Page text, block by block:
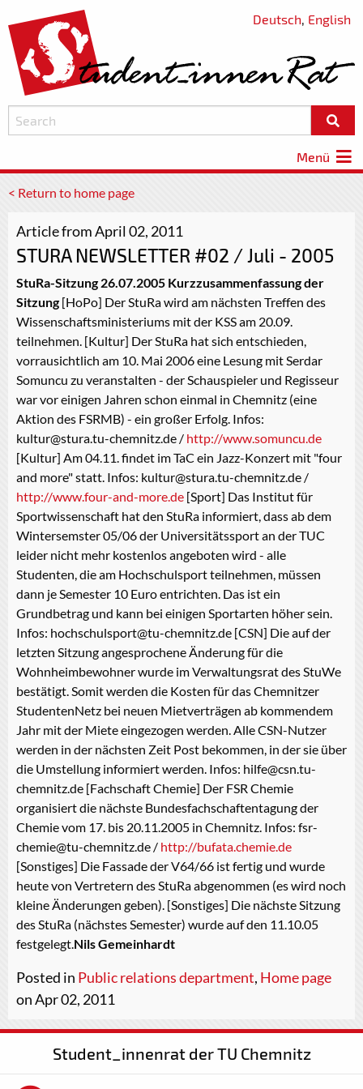
Deutsch, English
Menü
< Return to home page
Article from April 02, 2011
STURA NEWSLETTER #02 / Juli - 2005
StuRa-Sitzung 26.07.2005 Kurzzusammenfassung der
Sitzung[HoPo] Der StuRa wird am nächsten Treffen des
Wissenschaftsministeriums mit der KSS am 20.09.
teilnehmen. [Kultur] Der StuRa hat sich entschieden,
vorrausichtlich am 10. Mai 2006 eine Lesung mit Serdar
Somuncu zu veranstalten - der Schauspieler und Regisseur
war vor einigen Jahren schon einmal in Chemnitz (eine
Aktion des FSRMB) - ein großer Erfolg. Infos:
kultur@stura.tu-chemnitz.de / http://www.somuncu.de
[Kultur] Am 04.11. findet im TaC ein Jazz-Konzert mit "four
and more" statt. Infos: kultur@stura.tu-chemnitz.de /
http://www.four-and-more.de [Sport] Das Institut für
Sportwissenschaft hat den StuRa informiert, dass ab dem
Wintersemster 05/06 der Universitätssport an der TUC
leider nicht mehr kostenlos angeboten wird - alle
Studenten, die am Hochschulsport teilnehmen, müssen
dann je Semester 10 Euro entrichten. Das ist ein
Grundbetrag und kann bei einigen Sportarten höher sein.
Infos: hochschulsport@tu-chemnitz.de [CSN] Die auf der
letzten Sitzung angesprochene Änderung für die
Wohnheimbewohner wurde im Verwaltungsrat des StuWe
bestätigt. Somit werden die Kosten für das Chemnitzer
StudentenNetz bei neuen Mietverträgen ab kommendem
Jahr mit der Miete eingezogen werden. Alle CSN-Nutzer
werden in der nächsten Zeit Post bekommen, in der sie über
die Umstellung informiert werden. Infos: hilfe@csn.tu-
chemnitz.de [Fachschaft Chemie] Der FSR Chemie
organisiert die nächste Bundesfachschaftentagung der
Chemie vom 17. bis 20.11.2005 in Chemnitz. Infos: fsr-
chemie@tu-chemnitz.de / http://bufata.chemie.de
[Sonstiges] Die Fassade der V64/66 ist fertig und wurde
heute von Vertretern des StuRa abgenommen (es wird noch
kleine Änderungen geben). [Sonstiges] Die nächste Sitzung
des StuRa (nächstes Semester) wurde auf den 11.10.05
festgelegt.Nils Gemeinhardt
Posted in Public relations department, Home page
on Apr 02, 2011
Student_innenrat der TU Chemnitz